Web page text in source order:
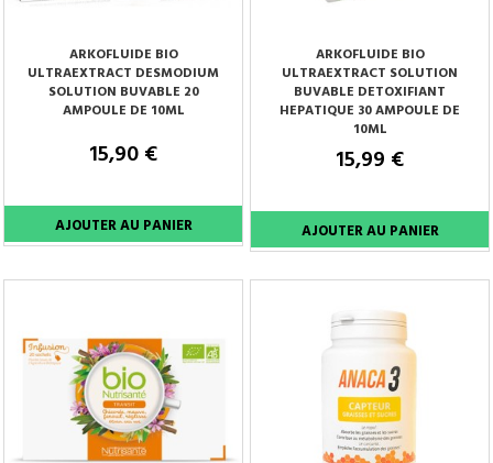
ARKOFLUIDE BIO
ULTRAEXTRACT DESMODIUM
SOLUTION BUVABLE 20
AMPOULE DE 10ML
15,90 €
ARKOFLUIDE BIO
ULTRAEXTRACT SOLUTION
BUVABLE DETOXIFIANT
HEPATIQUE 30 AMPOULE DE
10ML
15,99 €